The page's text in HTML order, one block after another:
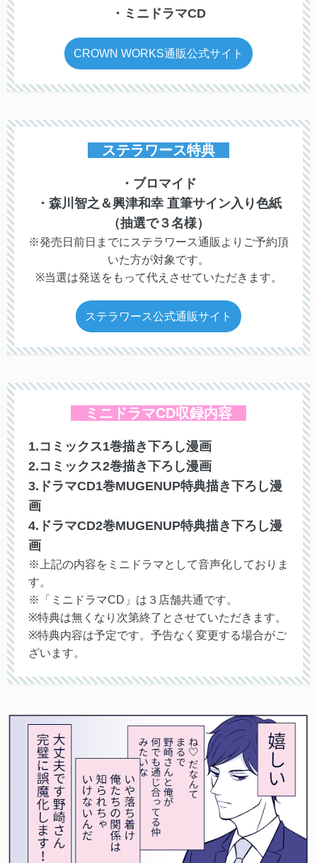
・ミニドラマCD
CROWN WORKS通販公式サイト
ステラワース特典
・ブロマイド
・森川智之＆興津和幸 直筆サイン入り色紙
（抽選で３名様）
※発売日前日までにステラワース通販よりご予約頂
いた方が対象です。
※当選は発送をもって代えさせていただきます。
ステラワース公式通販サイト
ミニドラマCD収録内容
1.コミックス1巻描き下ろし漫画
2.コミックス2巻描き下ろし漫画
3.ドラマCD1巻MUGENUP特典描き下ろし漫
画
4.ドラマCD2巻MUGENUP特典描き下ろし漫
画
※上記の内容をミニドラマとして音声化しておりま
す。
※「ミニドラマCD」は３店舗共通です。
※特典は無くなり次第終了とさせていただきます。
※特典内容は予定です。予告なく変更する場合がご
ざいます。